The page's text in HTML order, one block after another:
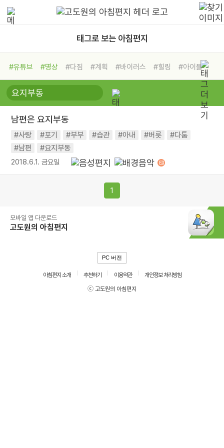
태그로 보는 아침편지
#유튜브 #명상 #다짐 #계획 #바이러스 #힐링
#아이들
#비전캠프
#독서캠프 #삶
#희망
#나눔 #친구 #링컨학교
#독서
#건강 #면역력
남편은 요지부동
#사랑 #포기 #부부 #습관 #아내 #버릇
#다툼
#남편
#요지부동
2018.6.1. 금요일
1
모바일 앱 다운로드
고도원의 아침편지
PC 버전
아침편지 소개 추천하기 이용약관
개인정보 처리방침
ⓒ 고도원의 아침편지